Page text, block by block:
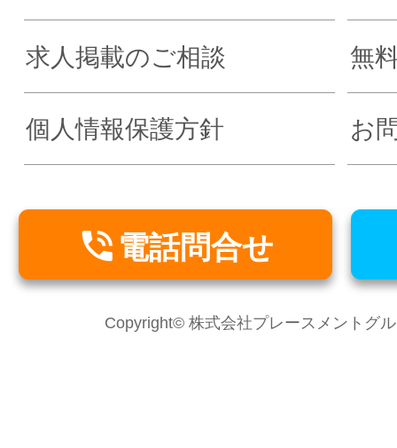
求人掲載のご相談 無
個人情報保護方針 お
 電話問合せ
Copyright© 株式会社プレースメントグ